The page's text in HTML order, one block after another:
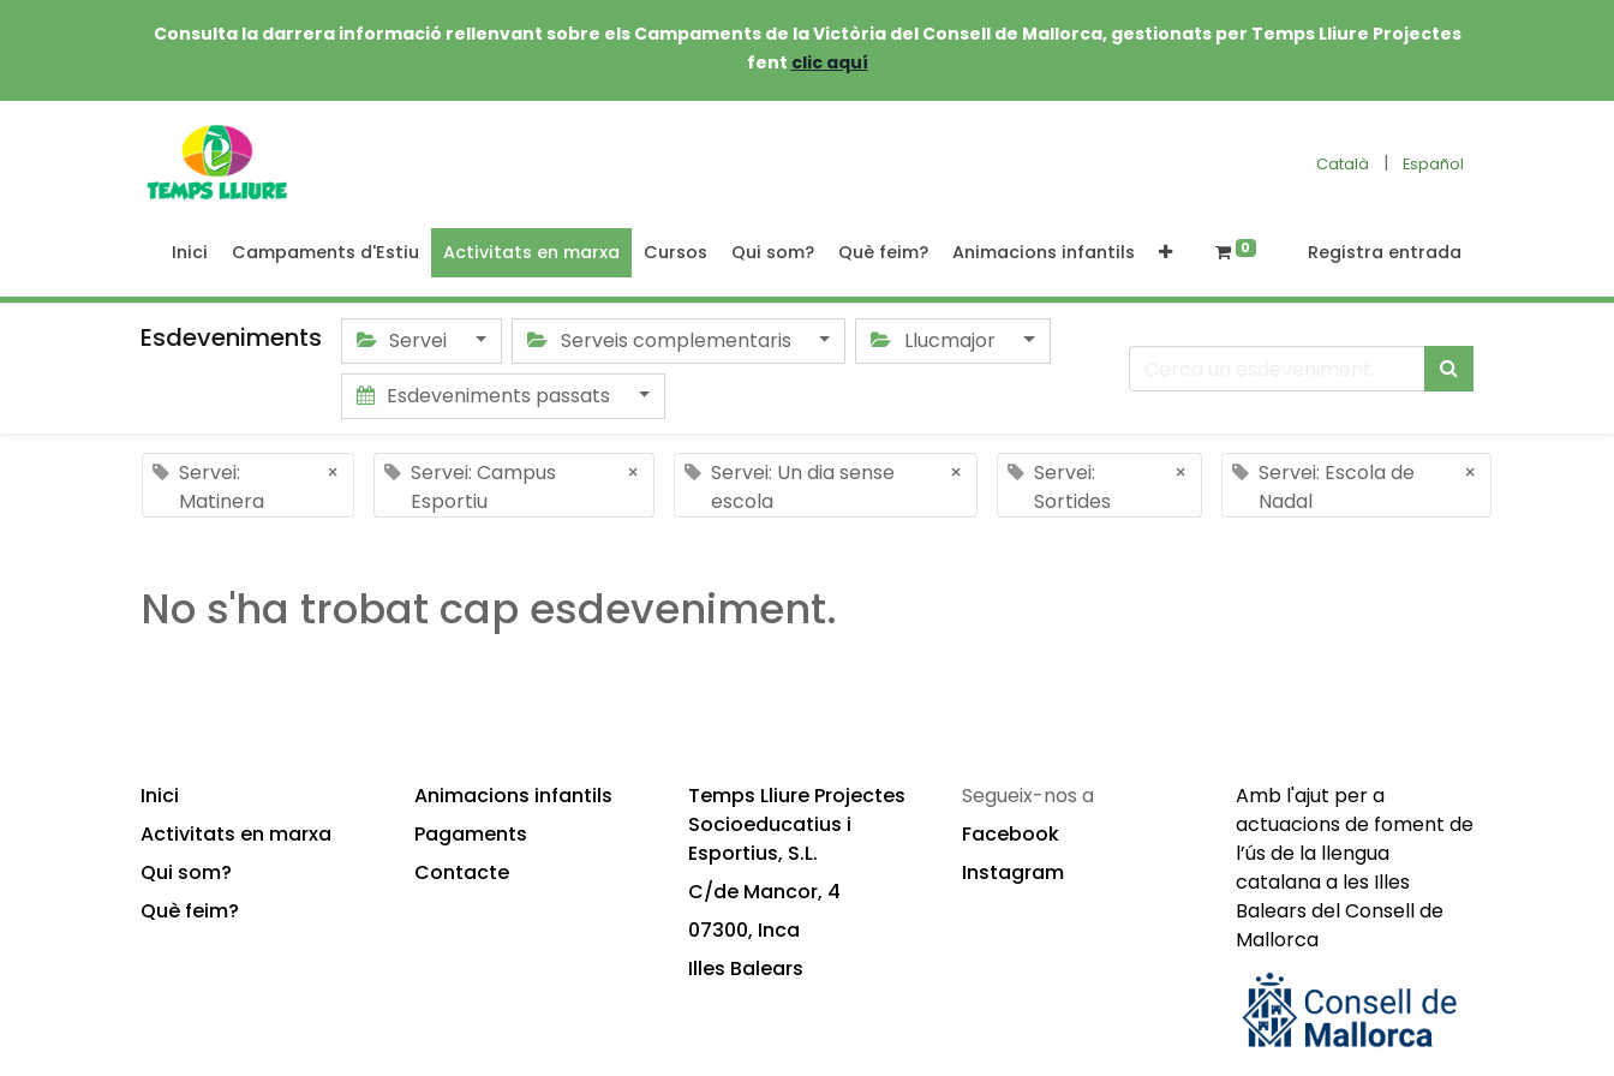
Consulta la darrera informació rellenvant sobre els Campaments de la Victòria del Consell de Mallorca, gestionats per Temps Lliure Projectes
fent clic aquí
Català | Español
Inici Campaments d'Estiu Activitats en marxa Cursos Qui som? Què feim? Animacions infantils 0 Registra entrada
Esdeveniments Servei Serveis complementaris
Llucmajor
Esdeveniments passats
Servei:
Matinera
×
Servei: Campus
Esportiu
×
Servei: Un dia sense
escola
×
Servei:
Sortides
×
Servei: Escola de
Nadal
×
No s'ha trobat cap esdeveniment.
Inici
Activitats en marxa
Qui som?
Què feim?
Animacions infantils
Pagaments
Contacte
Temps Lliure Projectes
Socioeducatius i
Esportius, S.L.
C/de Mancor, 4
07300, Inca
Illes Balears
Segueix-nos a
Facebook
Instagram
Amb l'ajut per a
actuacions de foment de
l’ús de la llengua
catalana a les Illes
Balears del Consell de
Mallorca